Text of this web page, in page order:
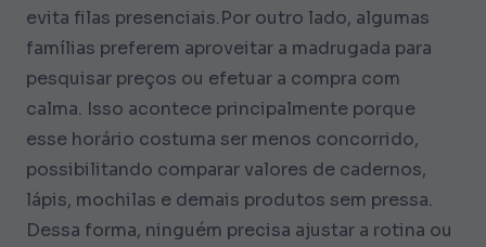
evita filas presenciais.Por outro lado, algumas
famílias preferem aproveitar a madrugada para
pesquisar preços ou efetuar a compra com
calma. Isso acontece principalmente porque
esse horário costuma ser menos concorrido,
possibilitando comparar valores de cadernos,
lápis, mochilas e demais produtos sem pressa.
Dessa forma, ninguém precisa ajustar a rotina ou